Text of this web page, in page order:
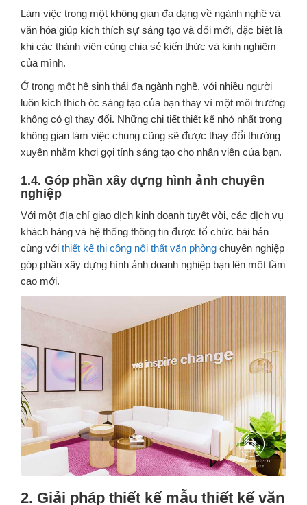
Làm việc trong một không gian đa dạng về ngành nghề và
văn hóa giúp kích thích sự sáng tạo và đổi mới, đặc biệt là
khi các thành viên cùng chia sẻ kiến thức và kinh nghiệm
của mình.
Ở trong một hệ sinh thái đa ngành nghề, với nhiều người
luôn kích thích óc sáng tạo của bạn thay vì một môi trường
không có gì thay đổi. Những chi tiết thiết kế nhỏ nhất trong
không gian làm việc chung cũng sẽ được thay đổi thường
xuyên nhằm khơi gợi tính sáng tạo cho nhân viên của bạn.
1.4. Góp phần xây dựng hình ảnh chuyên
nghiệp
Với một địa chỉ giao dịch kinh doanh tuyệt vời, các dịch vụ
khách hàng và hệ thống thông tin được tổ chức bài bản
cùng với thiết kế thi công nội thất văn phòng chuyên nghiệp
góp phần xây dựng hình ảnh doanh nghiệp bạn lên một tầm
cao mới.
2. Giải pháp thiết kế mẫu thiết kế văn